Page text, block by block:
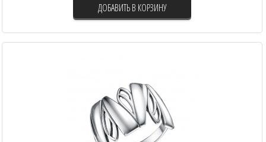
ДОБАВИТЬ В КОРЗИНУ